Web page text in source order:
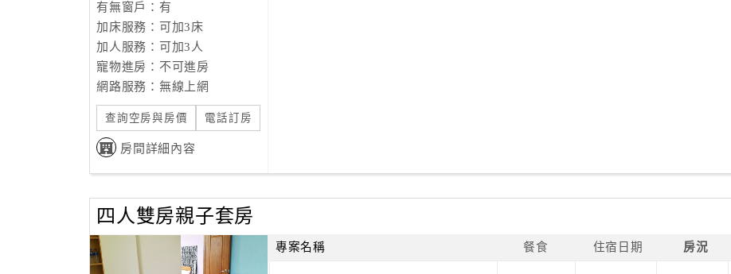
有無窗戶：有
加床服務：可加3床
加人服務：可加3人
寵物進房：不可進房
網路服務：無線上網
查詢空房與房價 電話訂房
房間詳細內容
四人雙房親子套房
專案名稱 餐食 住宿日期 房況